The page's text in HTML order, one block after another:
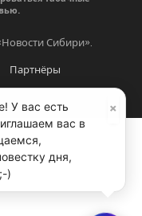
Сибири».
Партнёры
×
У вас есть
вас в
дня,
)